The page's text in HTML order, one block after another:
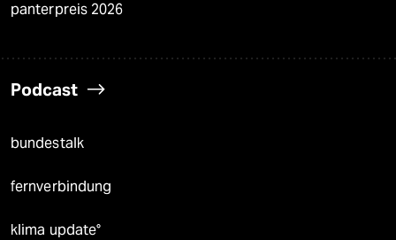
panterpreis 2026
Podcast
bundestalk
fernverbindung
klima update°